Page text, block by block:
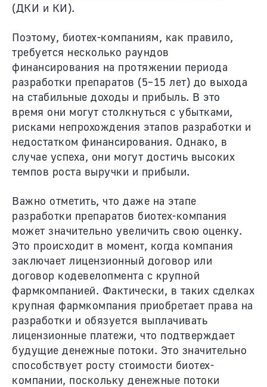
(ДКИ и КИ).
Поэтому, биотех-компаниям, как правило,
требуется несколько раундов
финансирования на протяжении периода
разработки препаратов (5–15 лет) до выхода
на стабильные доходы и прибыль. В это
время они могут столкнуться с убытками,
рисками непрохождения этапов разработки и
недостатком финансирования. Однако, в
случае успеха, они могут достичь высоких
темпов роста выручки и прибыли.
Важно отметить, что даже на этапе
разработки препаратов биотех-компания
может значительно увеличить свою оценку.
Это происходит в момент, когда компания
заключает лицензионный договор или
договор кодевелопмента с крупной
фармкомпанией. Фактически, в таких сделках
крупная фармкомпания приобретает права на
разработки и обязуется выплачивать
лицензионные платежи, что подтверждает
будущие денежные потоки. Это значительно
способствует росту стоимости биотех-
компании, поскольку денежные потоки